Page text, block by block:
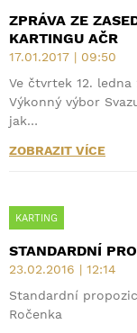
ZPRÁVA ZE
KARTINGU AČR
17.01.2017 | 09:50
Ve čtvrtek 12. ledna
Výkonný výbor
jak…
ZOBRAZIT VÍCE
KARTING
STANDARDNÍ
23.02.2016 | 12:14
Standardní
Ročenka